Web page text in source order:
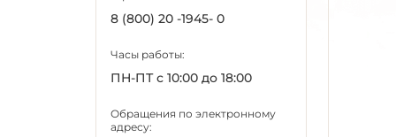
область
область
Новосибирская
Омская область
8 (800) 20 -1945- 0
Часы работы:
ПН-ПТ с 10:00 до 18:00
Обращения по электронному
адресу: